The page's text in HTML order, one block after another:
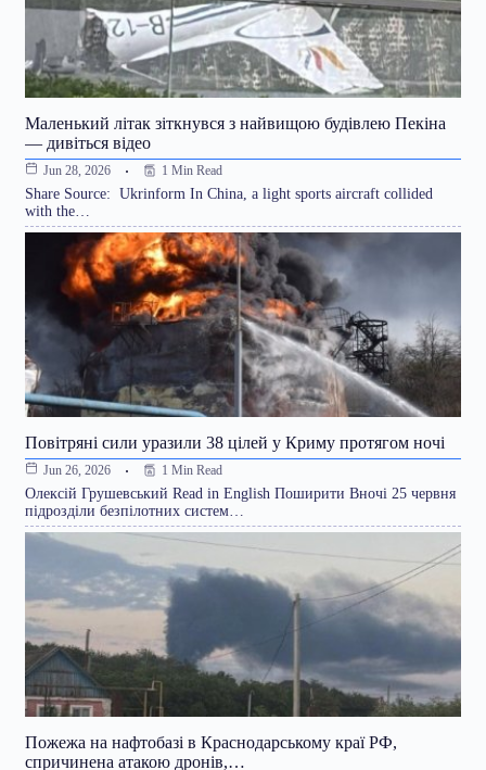
Маленький літак зіткнувся з найвищою будівлею Пекіна
— дивіться відео
Jun 28, 2026 1 Min Read
Share Source: Ukrinform In China, a light sports aircraft collided
with the…
Повітряні сили уразили 38 цілей у Криму протягом ночі
Jun 26, 2026 1 Min Read
Олексій Грушевський Read in English Поширити Вночі 25 червня
підрозділи безпілотних систем…
Пожежа на нафтобазі в Краснодарському краї РФ,
спричинена атакою дронів,…